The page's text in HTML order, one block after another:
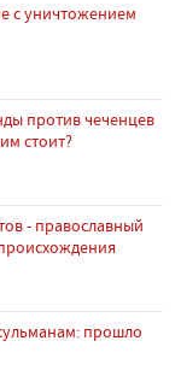
с уничтожением
против чеченцев
стоит?
- православный
прошло